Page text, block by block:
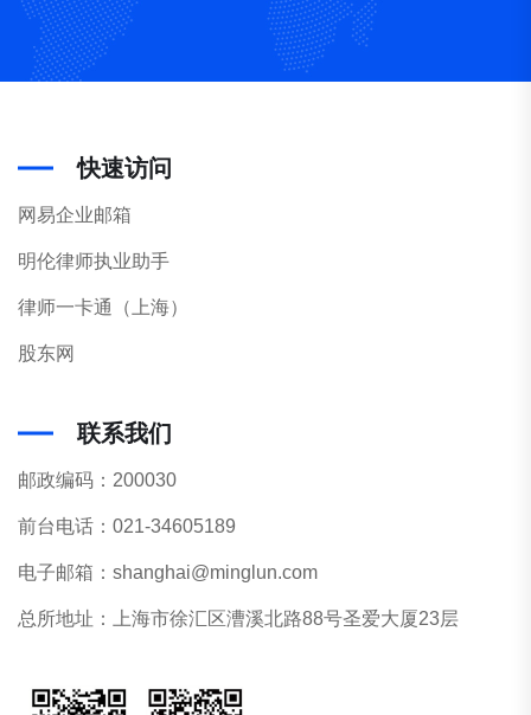
快速访问
网易企业邮箱
明伦律师执业助手
律师一卡通（上海）
股东网
联系我们
邮政编码：200030
前台电话：021-34605189
电子邮箱：shanghai@minglun.com
总所地址：上海市徐汇区漕溪北路88号圣爱大厦23层